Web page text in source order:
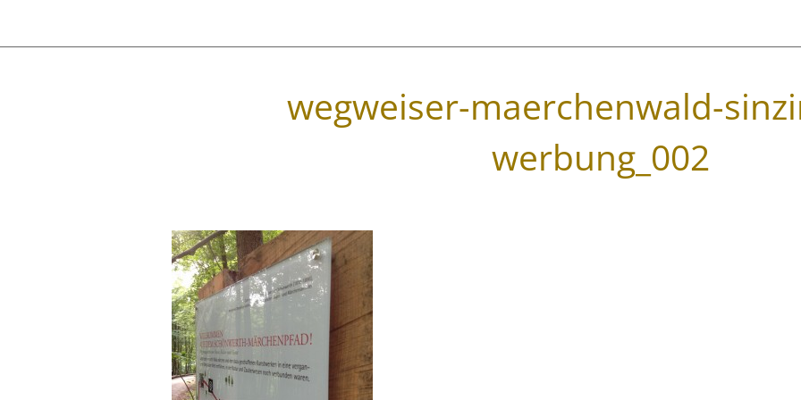
wegweiser-maerchenwald-
werbung_002